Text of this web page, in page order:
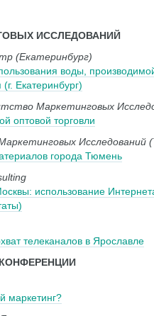
ИССЛЕДОВАНИЙ
(Екатеринбург)
воды,
Екатеринбург)
Маркетинговых
оптовой торговли
Исследований
города Тюмень
использование
телеканалов в Ярославле
маркетинг?